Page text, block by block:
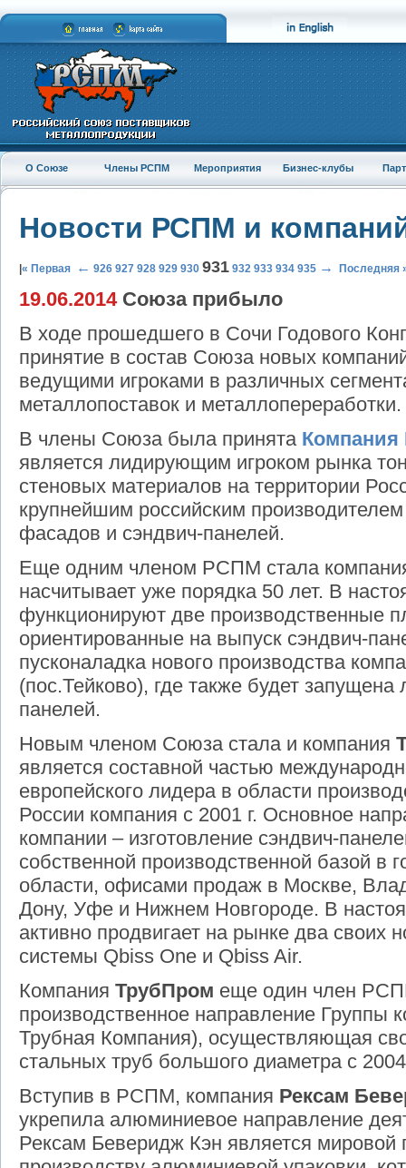
О Союзе Члены РСПМ Мероприятия Бизнес-клубы
Новости РСПМ и
« Первая ← 926 927 928 929 930 931 932 933 934 935 → Последняя
19.06.2014Союза прибыло
В ходе прошедшего в Сочи Годового
принятие в состав Союза новых
ведущими игроками в различных
металлопоставок и металлопереработки.
В члены Союза была принята
является лидирующим игроком рынка
стеновых материалов на территории
крупнейшим российским
фасадов и сэндвич-панелей.
Еще одним членом РСПМ стала
насчитывает уже порядка 50 лет. В
функционируют две производственные
ориентированные на выпуск сэндвич-
пусконаладка нового производства
(пос.Тейково), где также будет
панелей.
Новым членом Союза стала и компания
является составной частью
европейского лидера в области
России компания с 2001 г. Основное
компании – изготовление сэндвич-
собственной производственной базой в
области, офисами продаж в Москве,
Дону, Уфе и Нижнем Новгороде. В
активно продвигает на рынке два своих
системы Qbiss One и Qbiss Air.
Компания ТрубПром еще один член
производственное направление Группы
Трубная Компания), осуществляющая
стальных труб большого диаметра с 2004
Вступив в РСПМ, компания Рексам
укрепила алюминиевое направление
Рексам Беверидж Кэн является мировой